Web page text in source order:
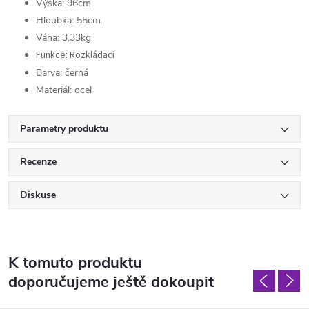
Výška: 96cm
Hloubka: 55cm
Váha: 3,33kg
Funkce: Rozkládací
Barva: černá
Materiál: ocel
Parametry produktu
Recenze
Diskuse
K tomuto produktu
doporučujeme ještě dokoupit